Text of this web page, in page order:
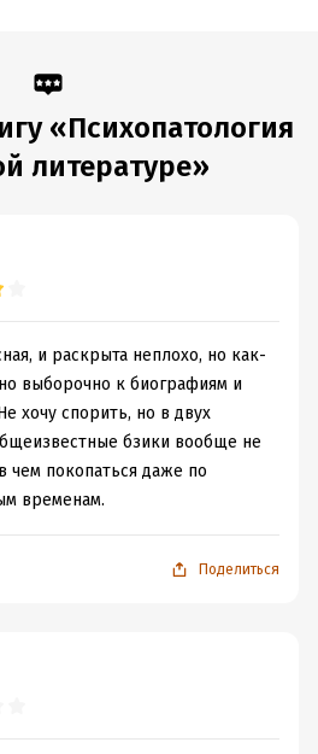
«Психопатология
литературе»
и раскрыта неплохо, но как-
выборочно к биографиям и
хочу спорить, но в двух
бзики вообще не
чем покопаться даже по
временам.
Поделиться